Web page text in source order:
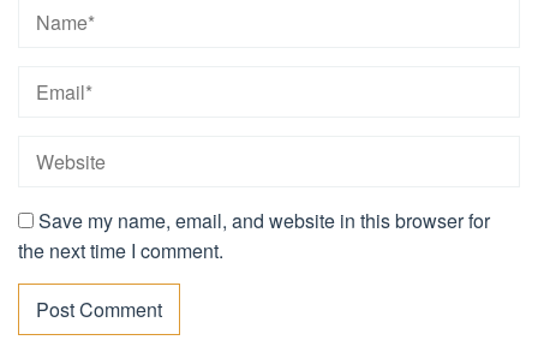
Save my name, email, and website in this browser for
the next time I comment.